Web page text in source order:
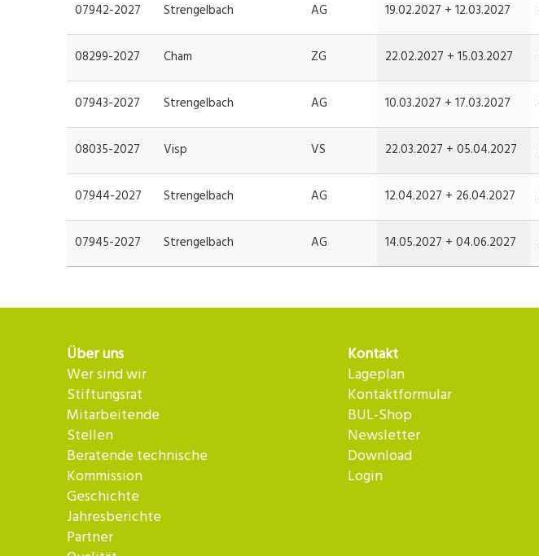
07942-2027 Strengelbach AG 19.02.2027 + 12.03.2027
08299-2027 Cham ZG 22.02.2027 + 15.03.2027
07943-2027 Strengelbach AG 10.03.2027 + 17.03.2027
08035-2027 Visp VS 22.03.2027 + 05.04.2027
07944-2027 Strengelbach AG 12.04.2027 + 26.04.2027
07945-2027 Strengelbach AG 14.05.2027 + 04.06.2027
Über uns
Wer sind wir
Stiftungsrat
Mitarbeitende
Stellen
Beratende technische
Kommission
Geschichte
Jahresberichte
Partner
Kontakt
Lageplan
Kontaktformular
BUL-Shop
Newsletter
Download
Login